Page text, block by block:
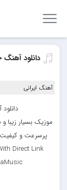
دانلود
آهنگ ایرانی
موزیک بسیار زیبا
پرسرعت و کیفیت
Direct Link